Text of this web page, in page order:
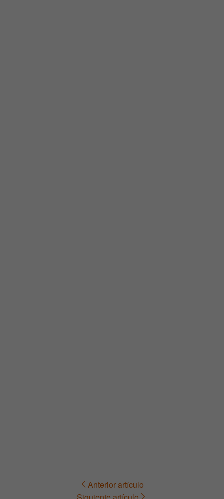
Navegación Anterior artículo